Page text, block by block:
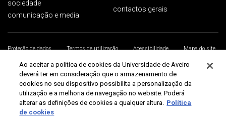
sociedade
comunicação e media
contactos gerais
Proteção de dados Termos de utilização Acessibilidade
Mapa do site
Universidade de Aveiro 2026
Ao aceitar a política de cookies da Universidade de Aveiro
deverá ter em consideração que o armazenamento de
cookies no seu dispositivo possibilita a personalização da
utilização e a melhoria de navegação no website. Poderá
alterar as definições de cookies a qualquer altura. Política
de cookies